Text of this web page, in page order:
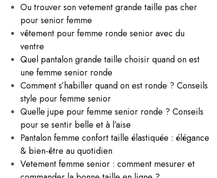
Ou trouver son vetement grande taille pas cher
pour senior femme​
vêtement pour femme ronde senior avec du
ventre
Quel pantalon grande taille choisir quand on est
une femme senior ronde
Comment s’habiller quand on est ronde ? Conseils
style pour femme senior
Quelle jupe pour femme senior ronde ? Conseils
pour se sentir belle et à l’aise
Pantalon femme confort taille élastiquée : élégance
& bien-être au quotidien
Vetement femme senior : comment mesurer et